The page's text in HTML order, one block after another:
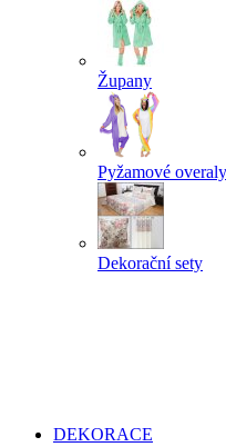
Župany
Pyžamové overaly
Dekorační sety
DEKORACE